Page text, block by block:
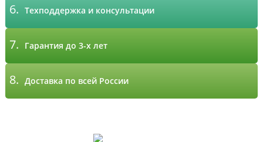
6. Техподдержка и консультации
7. Гарантия до 3-х лет
8. Доставка по всей России